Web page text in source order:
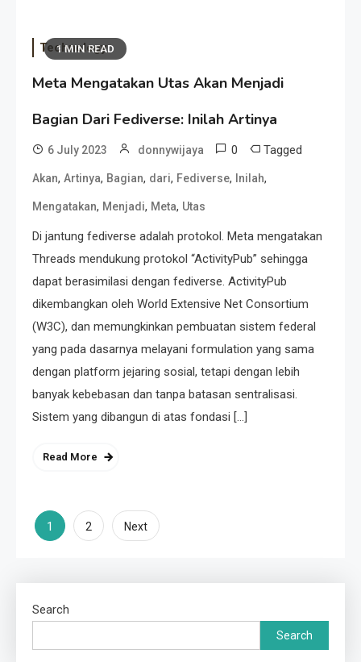
1 MIN READ
Technology
Meta Mengatakan Utas Akan Menjadi
Bagian Dari Fediverse: Inilah Artinya
6 July 2023 donnywijaya 0 Tagged
Akan, Artinya, Bagian, dari, Fediverse, Inilah,
Mengatakan, Menjadi, Meta, Utas
Di jantung fediverse adalah protokol. Meta mengatakan
Threads mendukung protokol “ActivityPub” sehingga
dapat berasimilasi dengan fediverse. ActivityPub
dikembangkan oleh World Extensive Net Consortium
(W3C), dan memungkinkan pembuatan sistem federal
yang pada dasarnya melayani formulation yang sama
dengan platform jejaring sosial, tetapi dengan lebih
banyak kebebasan dan tanpa batasan sentralisasi.
Sistem yang dibangun di atas fondasi […]
Read More
Posts
1 2 Next
Search
Search